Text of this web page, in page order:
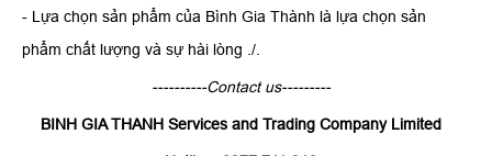
- Lựa chọn sản phẩm của Bình Gia Thành là lựa chọn sản
phẩm chất lượng và sự hài lòng ./.
----------Contact us---------
BINH GIA THANH Services and Trading Company Limited